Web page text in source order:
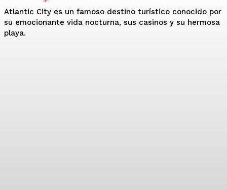
Atlantic City es un famoso destino turístico conocido por
su emocionante vida nocturna, sus casinos y su hermosa
playa.